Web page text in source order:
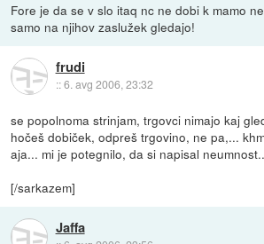
Fore je da se v slo itaq nc ne dobi k mamo
samo na njihov zaslužek gledajo!
frudi
::6. avg 2006, 23:32
se popolnoma strinjam, trgovci nimajo kaj
hočeš dobiček, odpreš trgovino, ne pa,...
aja... mi je potegnilo, da si napisal
[/sarkazem]
Jaffa